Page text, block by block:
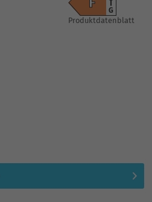
G
Produktdatenblatt